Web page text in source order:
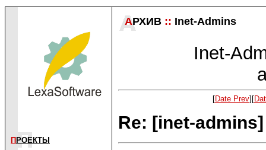
П РОЕКТЫ
АРХИВ :: Inet-Admins
Inet-
[Date Prev][
Re: [inet-